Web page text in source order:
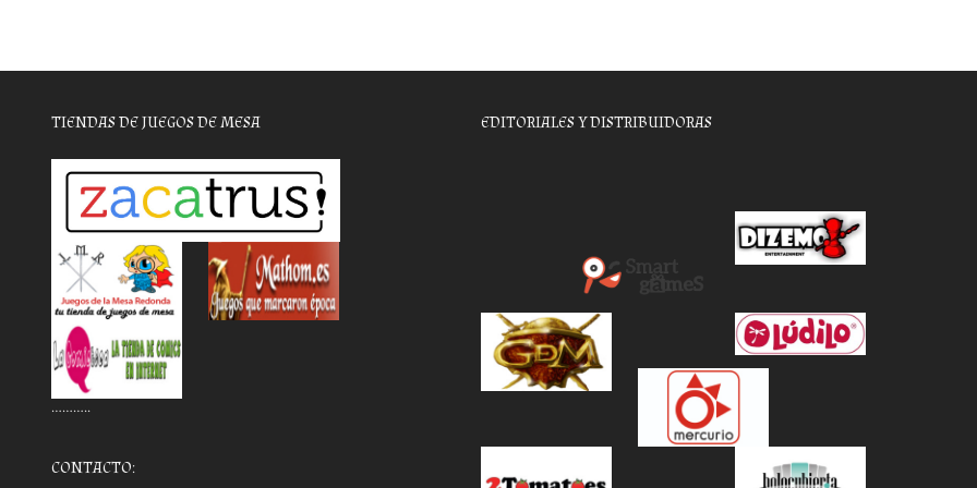
TIENDAS DE JUEGOS DE MESA
………..
CONTACTO:
EDITORIALES Y DISTRIBUIDORAS